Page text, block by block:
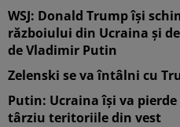
WSJ: Donald Trump își
războiului din Ucraina și
de Vladimir Putin
Zelenski se va întâlni cu
Putin: Ucraina își va
târziu teritoriile din vest